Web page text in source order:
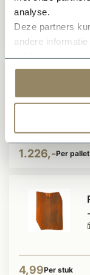
analyse.
Deze partners
andere
services.
5,90 Per stuk
1.226,-Per pallet
4,99Per stuk